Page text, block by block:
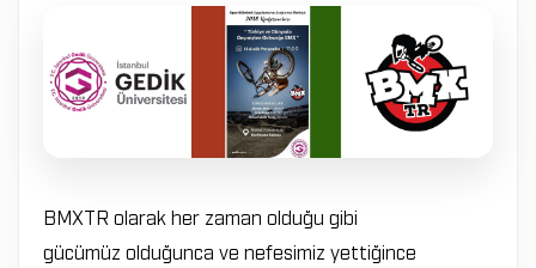
BMXTR olarak her zaman olduğu gibi
gücümüz olduğunca ve nefesimiz yettiğince